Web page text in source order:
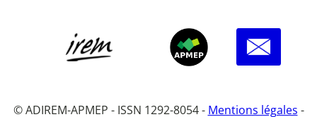
© ADIREM-APMEP - ISSN 1292-8054 - Mentions légales -